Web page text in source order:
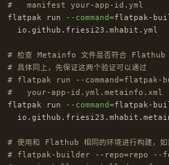
#   manifest your-app-id.yml
flatpak run
--command=flatpak-
  io.github.friesi23.mhabit.yml
# 检查 Metainfo 文件是否符合 Flathub
# 具体同上，先保证这两个验证可以通过
# flatpak run --
#   your-app-id.yml.metainfo.xml
flatpak run
--command=flatpak-
# 使用和 Flathub 相同的环境进行构建，如
# flatpak-builder --repo=repo --